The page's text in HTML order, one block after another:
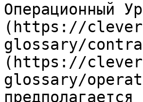
Операционный
(https://
glossary/
(https://
glossary/